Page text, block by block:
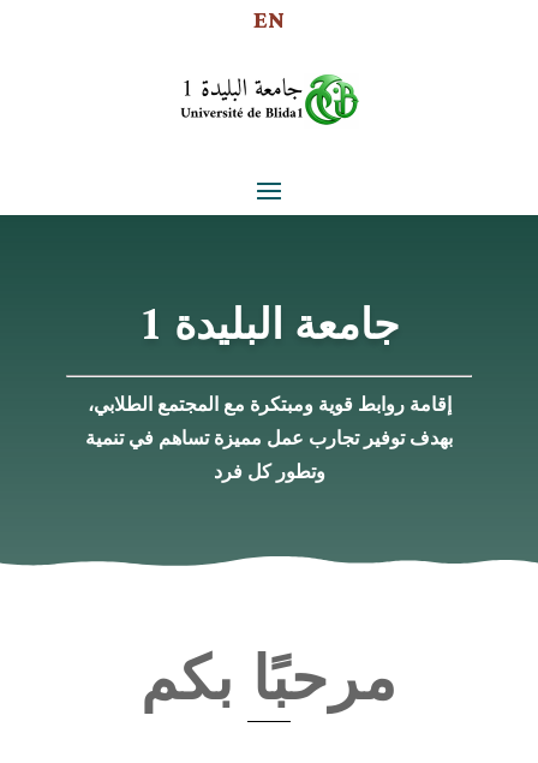
EN
جامعة البليدة 1
إقامة روابط قوية ومبتكرة مع المجتمع الطلابي،
بهدف توفير تجارب عمل مميزة تساهم في تنمية
وتطور كل فرد
مرحبًا بكم